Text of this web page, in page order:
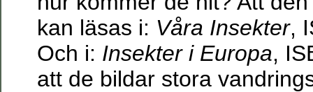
kan läsas i: Våra Insekter,
Och i: Insekter i Europa,
att de bildar stora